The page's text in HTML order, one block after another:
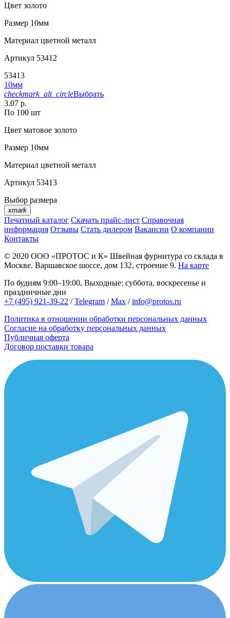
Цвет золото
Размер 10мм
Материал цветной металл
Артикул 53412
53413
10мм
checkmark_alt_circleВыбрать
3.07 р.
По 100 шт
Цвет матовое золото
Размер 10мм
Материал цветной металл
Артикул 53413
Выбор размера
xmark
Печатный каталог Скачать прайс-лист Справочная
информация Отзывы Стать дилером Вакансии О компании
Контакты
© 2020 ООО «ПРОТОС и К» Швейная фурнитура со склада в
Москве. Варшавское шоссе, дом 132, строение 9. На карте
По будням 9:00–19:00, Выходные: суббота, воскресенье и
праздничные дни
+7 (495) 921-39-22 /Telegram /Max /info@protos.ru
Политика в отношении обработки персональных данных
Согласие на обработку персональных данных
Публичная оферта
Договор поставки товара